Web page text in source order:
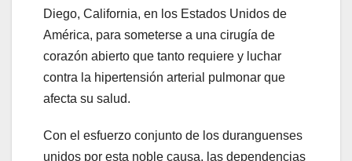
Diego, California, en los Estados Unidos de
América, para someterse a una cirugía de
corazón abierto que tanto requiere y luchar
contra la hipertensión arterial pulmonar que
afecta su salud.
Con el esfuerzo conjunto de los duranguenses
unidos por esta noble causa, las dependencias